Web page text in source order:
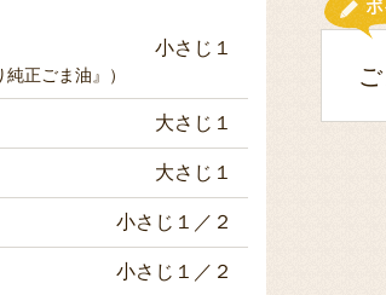
小さじ１
正ごま油』）
大さじ１
大さじ１
小さじ１／２
小さじ１／２